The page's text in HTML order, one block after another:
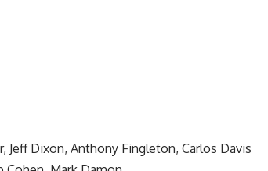
Jeff Dixon, Anthony Fingleton, Carlos Davis